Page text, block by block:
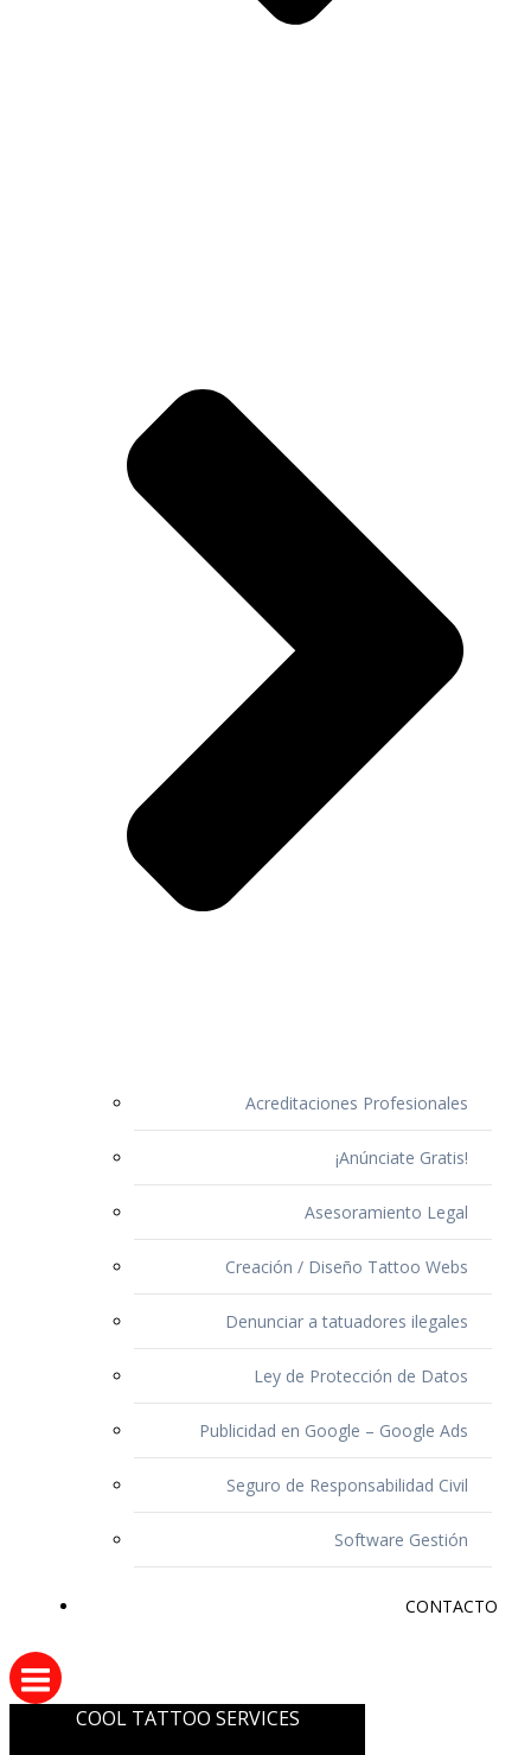
Acreditaciones Profesionales
¡Anúnciate Gratis!
Asesoramiento Legal
Creación / Diseño Tattoo Webs
Denunciar a tatuadores ilegales
Ley de Protección de Datos
Publicidad en Google – Google Ads
Seguro de Responsabilidad Civil
Software Gestión
CONTACTO
COOL TATTOO SERVICES